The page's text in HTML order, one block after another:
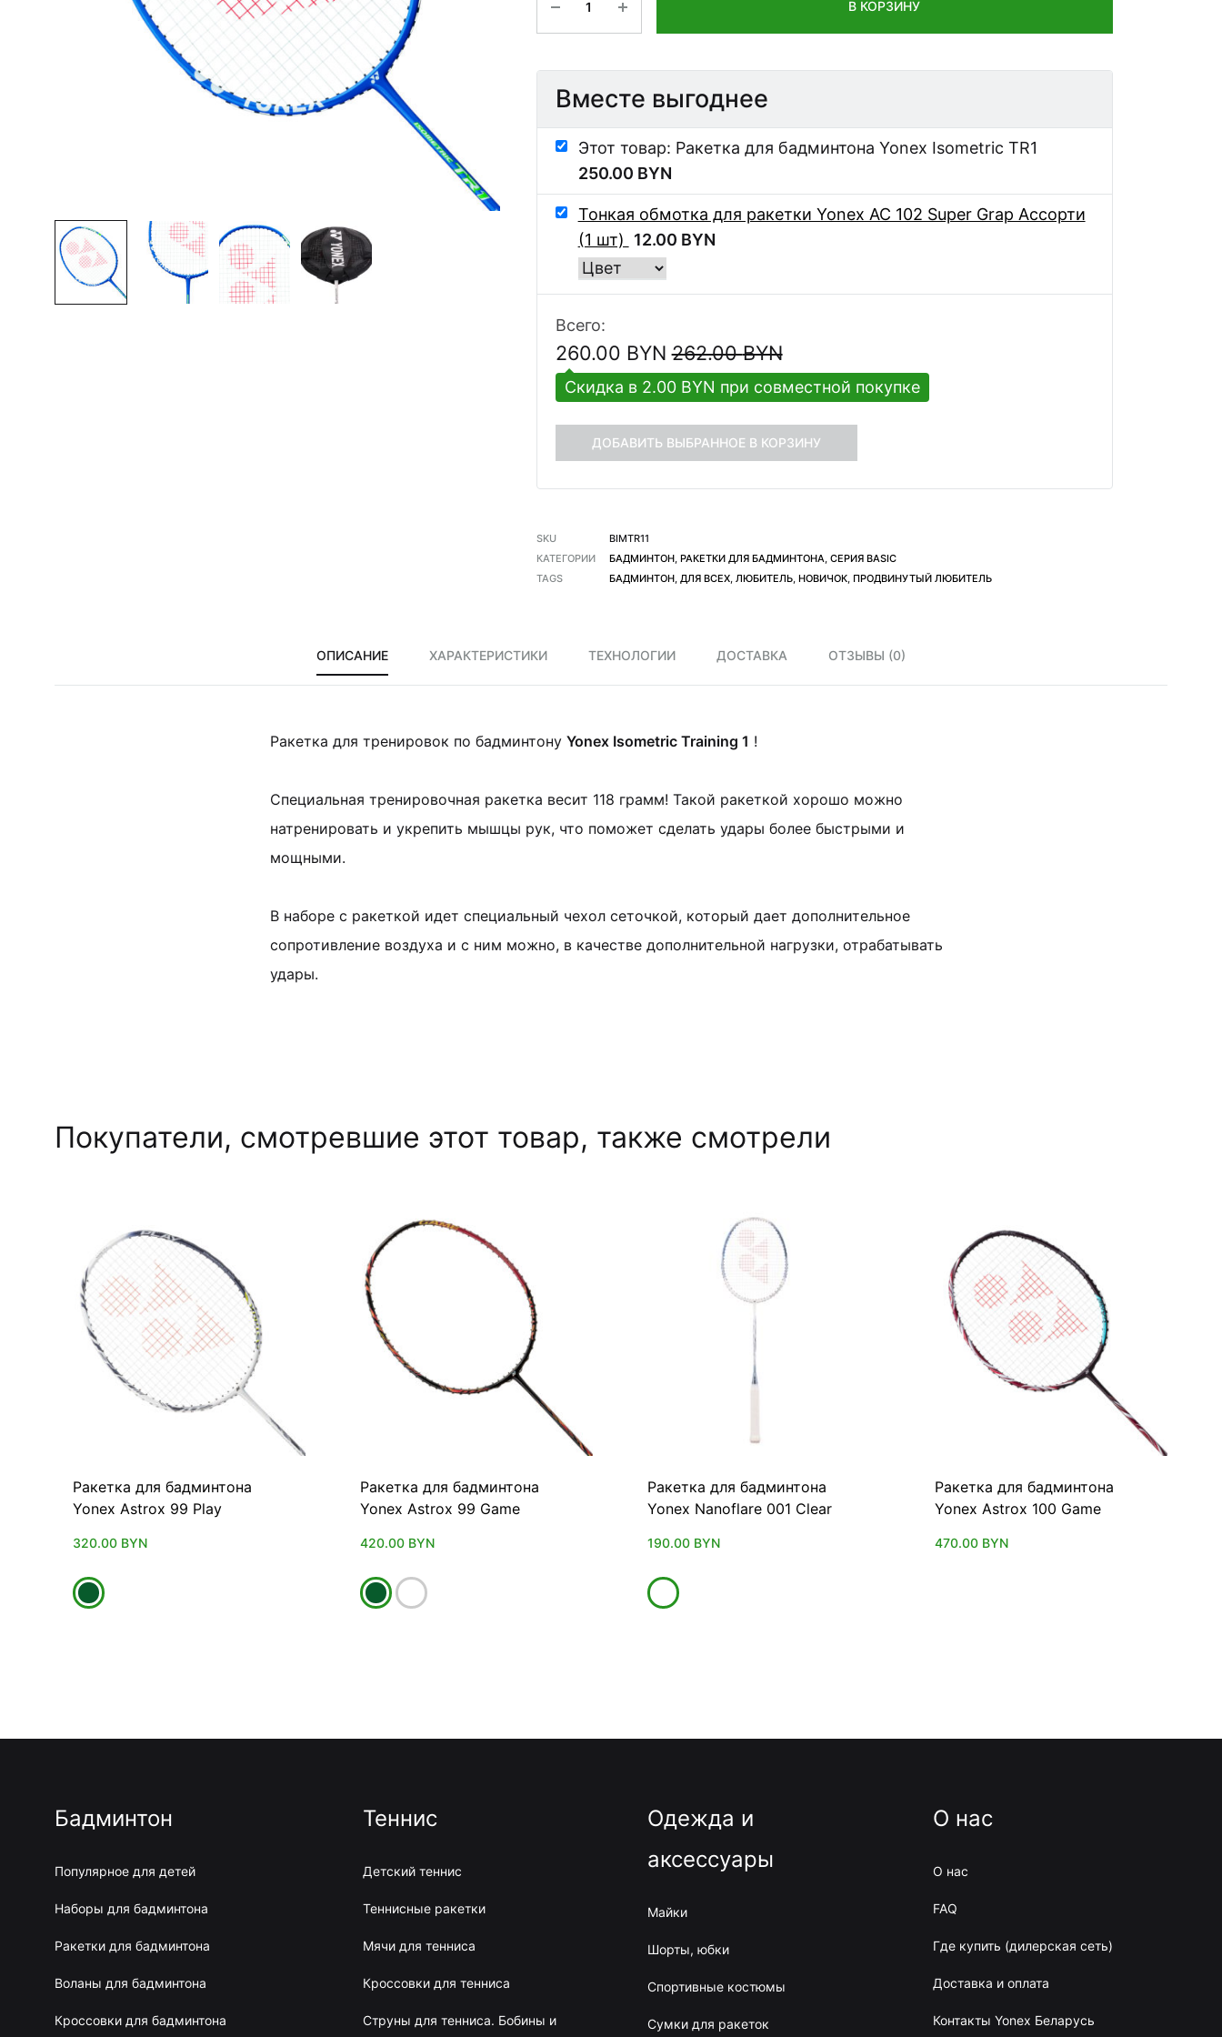
аксессуары
В КОРЗИНУ
Вместе выгоднее
Этот товар: Ракетка для бадминтона Yonex Isometric TR1
250.00 BYN
Тонкая обмотка для ракетки Yonex AC 102 Super Grap Ассорти
(1 шт)
12.00 BYN
Всего:
260.00 BYN 262.00BYN
Скидка в 2.00 BYN при совместной покупке
ДОБАВИТЬ ВЫБРАННОЕ В КОРЗИНУ
SKU
BIMTR11
КАТЕГОРИИ
БАДМИНТОН, РАКЕТКИ ДЛЯ БАДМИНТОНА, СЕРИЯ BASIC
TAGS
БАДМИНТОН, ДЛЯ ВСЕХ, ЛЮБИТЕЛЬ, НОВИЧОК, ПРОДВИНУТЫЙ ЛЮБИТЕЛЬ
ОПИСАНИЕ ХАРАКТЕРИСТИКИ ТЕХНОЛОГИИ ДОСТАВКА ОТЗЫВЫ (0)
Ракетка для тренировок по бадминтону Yonex Isometric Training 1 !
Специальная тренировочная ракетка весит 118 грамм! Такой ракеткой хорошо можно
натренировать и укрепить мышцы рук, что поможет сделать удары более быстрыми и
мощными.
В наборе с ракеткой идет специальный чехол сеточкой, который дает дополнительное
сопротивление воздуха и с ним можно, в качестве дополнительной нагрузки, отрабатывать
удары.
Покупатели, смотревшие этот товар, также смотрели
Ракетка для бадминтона
Yonex Astrox 99 Play
320.00 BYN
Ракетка для бадминтона
Yonex Astrox 99 Game
420.00 BYN
Ракетка для бадминтона
Yonex Nanoflare 001 Clear
190.00 BYN
Ракетка для бадминтона
Yonex Astrox 100 Game
470.00 BYN
Бадминтон
Популярное для детей
Наборы для бадминтона
Ракетки для бадминтона
Воланы для бадминтона
Кроссовки для бадминтона
Теннис
Детский теннис
Теннисные ракетки
Мячи для тенниса
Кроссовки для тенниса
Струны для тенниса. Бобины и
Одежда и
аксессуары
Майки
Шорты, юбки
Спортивные костюмы
Сумки для ракеток
О нас
О нас
FAQ
Где купить (дилерская сеть)
Доставка и оплата
Контакты Yonex Беларусь